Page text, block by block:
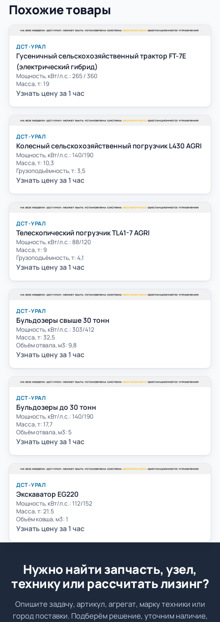
Похожие товары
ДСТ-УРАЛ
Гусеничный сельскохозяйственный трактор FT-7E
(электрический гибрид)
Мощность, кВт/л.с.: 265 / 360
Масса, т: 19
Узнать цену за 1 час
ДСТ-УРАЛ
Колесный сельскохозяйственный погрузчик L430 AGRI
Мощность, кВт/л.с.: 140/190
Масса, т: 10,3
Грузоподъёмность, т: 3,5
Узнать цену за 1 час
ДСТ-УРАЛ
Телескопический погрузчик TL41-7 AGRI
Мощность, кВт/л.с.: 88/120
Масса, т: 9
Грузоподъёмность, т: 4,1
Узнать цену за 1 час
ДСТ-УРАЛ
Бульдозеры свыше 30 тонн
Мощность, кВт/л.с.: 303/412
Масса, т: 32,5
Объём отвала, м3: 9,8
Узнать цену за 1 час
ДСТ-УРАЛ
Бульдозеры до 30 тонн
Мощность, кВт/л.с.: 140/190
Масса, т: 17,7
Объём отвала, м3: 5
Узнать цену за 1 час
ДСТ-УРАЛ
Экскаватор EG220
Мощность, кВт/л.с.: 112/152
Масса, т: 21.5
Объём ковша, м3: 1
Узнать цену за 1 час
Нужно найти запчасть, узел,
технику или рассчитать лизинг?
Опишите задачу, артикул, агрегат, марку техники или
город поставки. Подберём решение, уточним наличие,